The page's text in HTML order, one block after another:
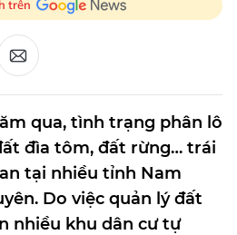
trên
qua, tình trạng phân lô
đìa tôm, đất rừng… trái
tại nhiều tỉnh Nam
Do việc quản lý đất
nhiều khu dân cư tự